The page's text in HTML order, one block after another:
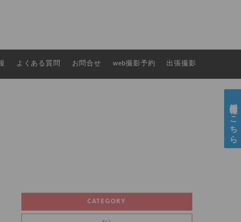
よくある質問 お問合せ web撮影予約 出張撮影
CATEGORY
採用情報はこちら